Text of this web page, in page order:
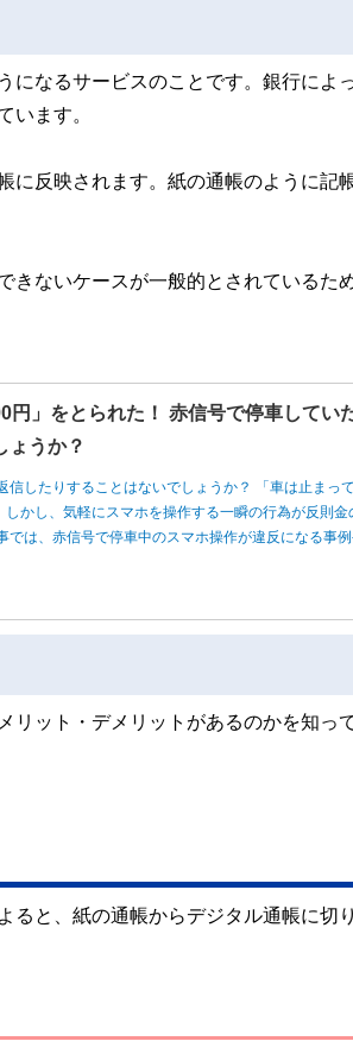
になるサービスのことです。銀行によ
います。
に反映されます。紙の通帳のように記
きないケースが一般的とされているた
」をとられた！ 赤信号で停車してい
ょうか？
したりすることはないでしょうか？ 「車は止まっ
かし、気軽にスマホを操作する一瞬の行為が反則金
は、赤信号で停車中のスマホ操作が違反になる事
リット・デメリットがあるのかを知っ
ると、紙の通帳からデジタル通帳に切